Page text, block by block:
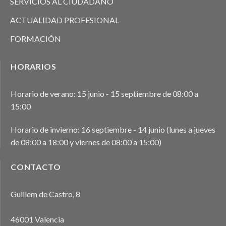
ACTUALIDAD PROFESIONAL
FORMACIÓN
HORARIOS
Horario de verano: 15 junio - 15 septiembre de 08:00 a
15:00
Horario de invierno: 16 septiembre - 14 junio (lunes a jueves
de 08:00 a 18:00 y viernes de 08:00 a 15:00)
CONTACTO
Guillem de Castro, 8
46001 Valencia